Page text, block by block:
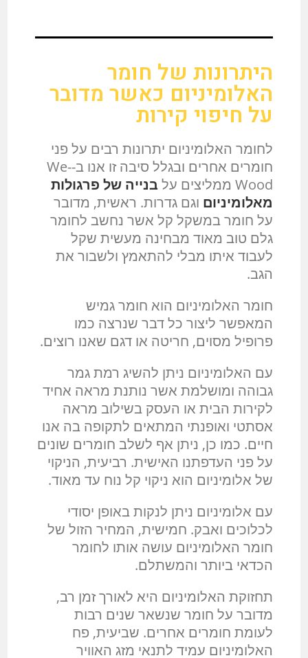
היתרונות של חומר
האלומיניום כאשר מדובר
על חיפוי קירות
לחומר האלומיניום יתרונות רבים על פני
חומרים אחרים ובגלל סיבה זו אנו ב-We-
Wood ממליצים על
בנייה של פרגולות
מאלומיניום וגם גדרות. ראשית, מדובר
על חומר במשקל קל אשר נחשב לחומר
גלם טוב מאוד מבחינה מעשית שקל
לעבוד איתו מבלי להתאמץ ולשבור את
הגב.
חומר האלומיניום הוא חומר גמיש
המאפשר ליצור כל דבר שנרצה כמו
פרופיל מסוים, חריטה או דגם שאנו רוצים.
עם האלומיניום ניתן להשיג רמת גמר
גבוהה ומושלמת אשר נותנת מראה אחיד
לקירות הבית או העסק בשילוב מראה
אסתטי ואופנתי המתאים לתקופה בה אנו
חיים. כמו כן, ניתן אף לשלב חומרים שונים
על פני העדפתנו האישית. רביעית, הניקוי
של אלומיניום הוא ניקוי קל נוח עד מאוד.
עם אלומיניום ניתן לנקות באופן יסודי
לכלוכים ואבק. חמישית, המחיר הזול של
חומר האלומיניום עושה אותו לחומר
הכדאי ביותר והמשתלם.
תחזוקת האלומיניום היא לאורך זמן רב,
מדובר על חומר שנשאר שנים רבות
לעומת חומרים אחרים. שביעית, פח
האלומיניום עמיד לתנאי מזג האוויר